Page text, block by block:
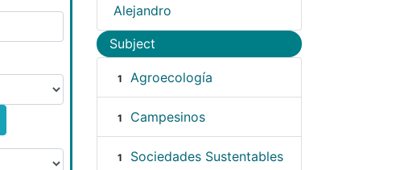
Alejandro
Subject
1 Agroecología
1 Campesinos
1 Sociedades Sustentables